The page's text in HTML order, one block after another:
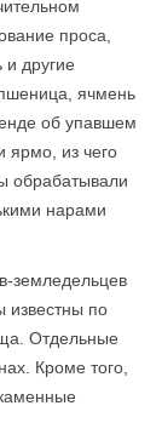
проса,
другие
ячмень
об упавшем
ярмо, из чего
обрабатывали
нарами
земледельцев
известны по
Отдельные
Кроме того,